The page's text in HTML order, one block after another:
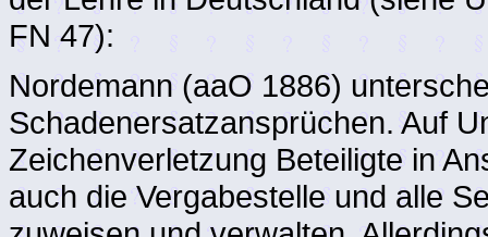
FN 47):
Nordemann (aaO 1886)
Schadenersatzansprüchen. Auf
Zeichenverletzung Beteiligte in
auch die Vergabestelle und alle